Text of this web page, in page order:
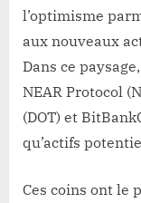
l’optimisme
aux nouveaux
Dans ce
NEAR Protocol
(DOT) et
qu’actifs
Ces coins ont le